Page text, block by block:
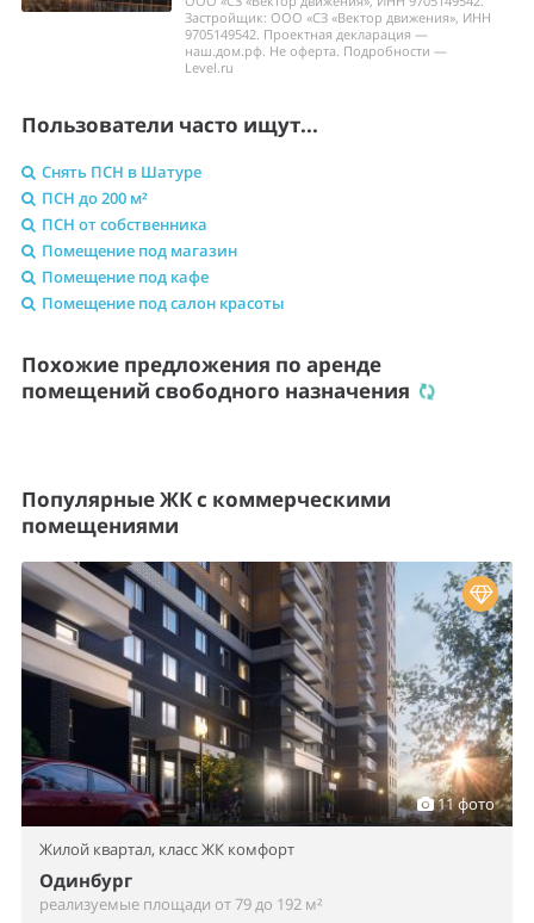
Застройщик: ООО «СЗ «Вектор движения», ИНН
9705149542. Проектная декларация —
наш.дом.рф. Не оферта. Подробности —
Level.ru
Пользователи часто ищут...
Снять ПСН в Шатуре
ПСН до 200 м²
ПСН от собственника
Помещение под магазин
Помещение под кафе
Помещение под салон красоты
Похожие предложения по аренде
помещений свободного назначения
Популярные ЖК с коммерческими
помещениями
11 фото
Жилой квартал, класс ЖК комфорт
Одинбург
реализуемые площади от 79 до 192 м²